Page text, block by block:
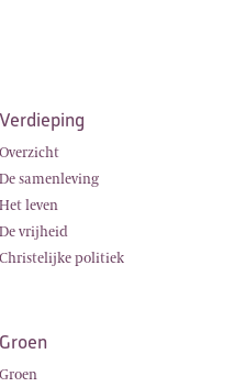
Verdieping
Overzicht
De samenleving
Het leven
De vrijheid
Christelijke politiek
Groen
Groen